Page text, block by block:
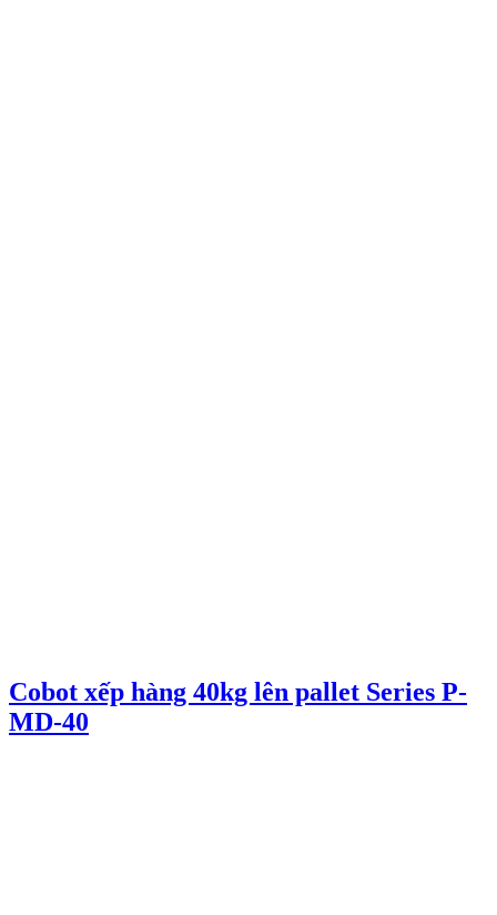
Cobot xếp hàng 40kg lên pallet Series P-
MD-40